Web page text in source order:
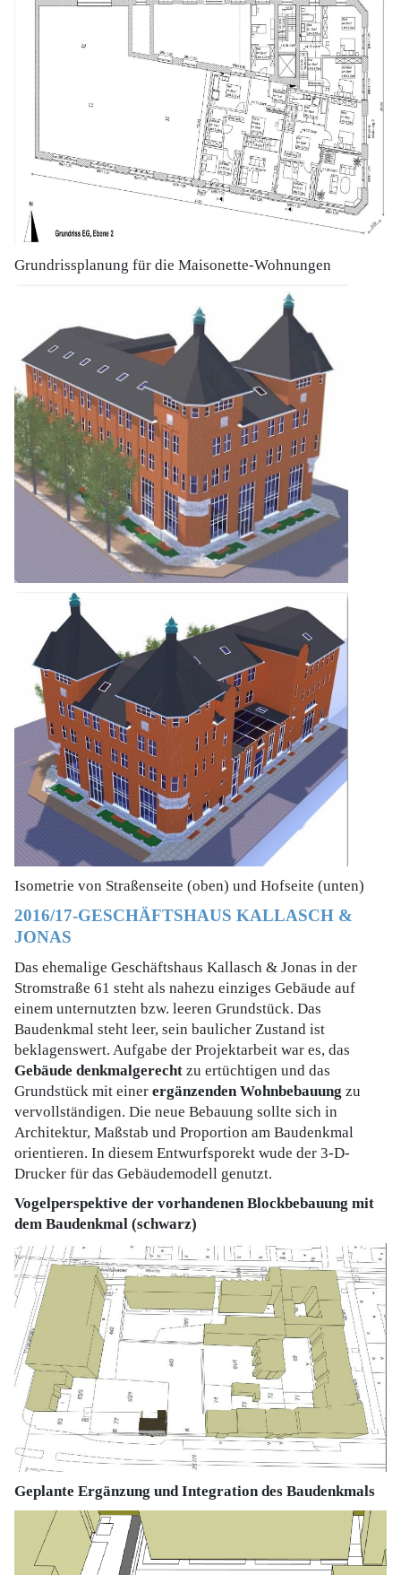
Grundrissplanung für die Maisonette-Wohnungen
Isometrie von Straßenseite (oben) und Hofseite (unten)
2016/17-GESCHÄFTSHAUS KALLASCH &
JONAS
Das ehemalige Geschäftshaus Kallasch & Jonas in der
Stromstraße 61 steht als nahezu einziges Gebäude auf
einem unternutzten bzw. leeren Grundstück. Das
Baudenkmal steht leer, sein baulicher Zustand ist
beklagenswert. Aufgabe der Projektarbeit war es, das
Gebäude denkmalgerecht zu ertüchtigen und das
Grundstück mit einer ergänzenden Wohnbebauung zu
vervollständigen. Die neue Bebauung sollte sich in
Architektur, Maßstab und Proportion am Baudenkmal
orientieren. In diesem Entwurfsporekt wude der 3-D-
Drucker für das Gebäudemodell genutzt.
Vogelperspektive der vorhandenen Blockbebauung mit
dem Baudenkmal (schwarz)
Geplante Ergänzung und Integration des Baudenkmals